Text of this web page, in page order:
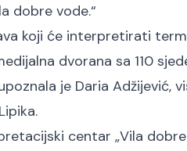
dobre vode.“
koji će interpretirati
dvorana sa 110
je Daria Adžijević,
centar „Vila